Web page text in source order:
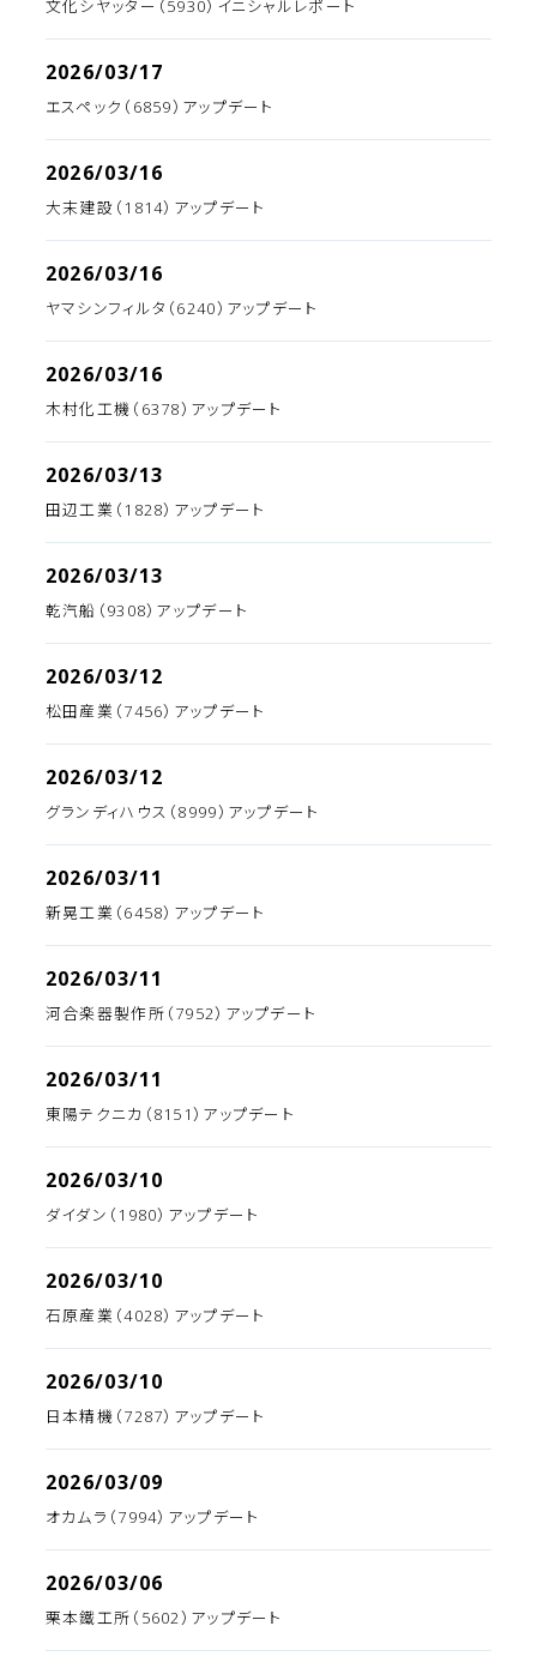
文化シヤッター（5930）イニシャルレポート
2026/03/17
エスペック（6859）アップデート
2026/03/16
大末建設（1814）アップデート
2026/03/16
ヤマシンフィルタ（6240）アップデート
2026/03/16
木村化工機（6378）アップデート
2026/03/13
田辺工業（1828）アップデート
2026/03/13
乾汽船（9308）アップデート
2026/03/12
松田産業（7456）アップデート
2026/03/12
グランディハウス（8999）アップデート
2026/03/11
新晃工業（6458）アップデート
2026/03/11
河合楽器製作所（7952）アップデート
2026/03/11
東陽テクニカ（8151）アップデート
2026/03/10
ダイダン（1980）アップデート
2026/03/10
石原産業（4028）アップデート
2026/03/10
日本精機（7287）アップデート
2026/03/09
オカムラ（7994）アップデート
2026/03/06
栗本鐵工所（5602）アップデート